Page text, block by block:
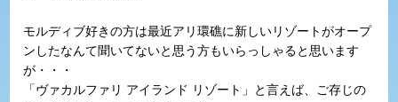
モルディブ好きの方は最近アリ環礁に新しいリゾートがオープ
ンしたなんて聞いてないと思う方もいらっしゃると思います
が・・・
「ヴァカルファリ アイランド リゾート」と言えば、ご存じの